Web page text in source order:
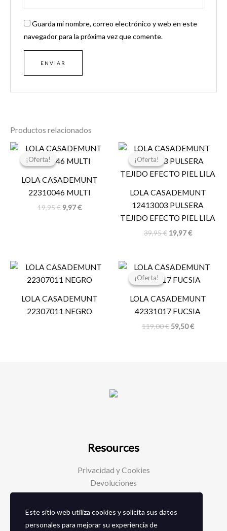
Guarda mi nombre, correo electrónico y web en este
navegador para la próxima vez que comente.
Productos relacionados
¡Oferta!
¡Oferta!
LOLA CASADEMUNT
22310046 MULTI
19,95€
El
original
19,95 €.
9,97€
El
actual
9,97 €.
¡Oferta!
¡Oferta!
LOLA CASADEMUNT
12413003 PULSERA
TEJIDO EFECTO PIEL LILA
39,95€
El
original
era:
19,97€
El
actual
es:
LOLA CASADEMUNT
22307011 NEGRO
¡Oferta!
¡Oferta!
LOLA CASADEMUNT
42331017 FUCSIA
119,00€
El
original
119,00 €.
59,50€
El
actual
59,50 €.
Resources
Privacidad y Cookies
Devoluciones
Social Media
Este sitio web utiliza cookies y solicita sus datos
personales para mejorar su experiencia de